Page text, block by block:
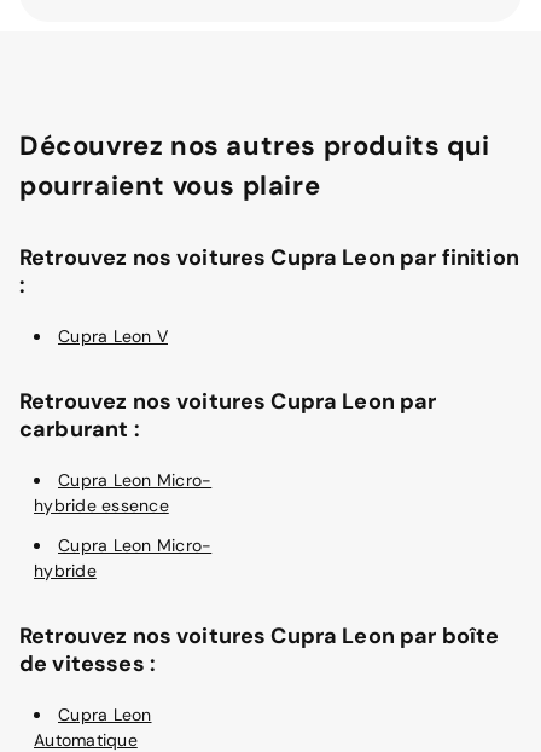
Découvrez nos autres produits qui
pourraient vous plaire
Retrouvez nos voitures Cupra Leon par finition
:
Cupra Leon V
Retrouvez nos voitures Cupra Leon par
carburant :
Cupra Leon Micro-
hybride essence
Cupra Leon Micro-
hybride
Retrouvez nos voitures Cupra Leon par boîte
de vitesses :
Cupra Leon
Automatique